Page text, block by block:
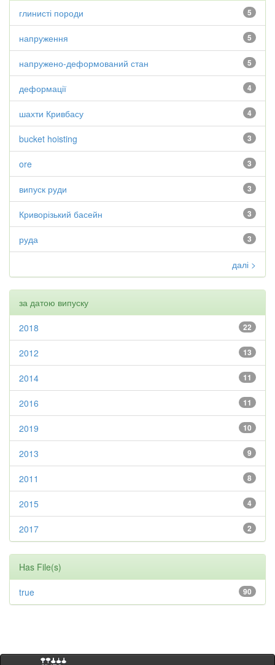
5
глинисті породи
5
напруження
5
напружено-деформований стан
4
деформації
4
шахти Кривбасу
3
bucket hoisting
3
ore
3
випуск руди
3
Криворізький басейн
3
руда
далі >
за датою випуску
22
2018
13
2012
11
2014
11
2016
10
2019
9
2013
8
2011
4
2015
2
2017
Has File(s)
90
true